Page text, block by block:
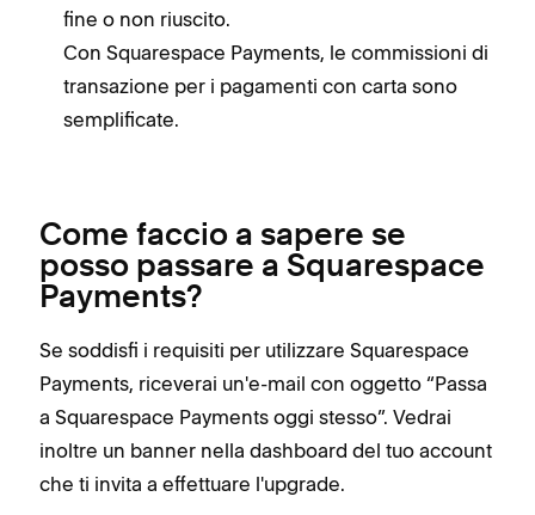
fine o non riuscito.
Con Squarespace Payments, le commissioni di
transazione per i pagamenti con carta sono
semplificate.
Come faccio a sapere se
posso passare a Squarespace
Payments?
Se soddisfi i requisiti per utilizzare Squarespace
Payments, riceverai un'e-mail con oggetto “Passa
a Squarespace Payments oggi stesso”. Vedrai
inoltre un banner nella dashboard del tuo account
che ti invita a effettuare l'upgrade.